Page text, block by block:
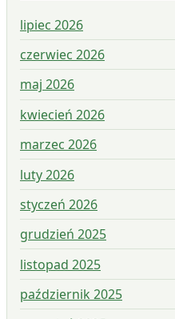
lipiec 2026
czerwiec 2026
maj 2026
kwiecień 2026
marzec 2026
luty 2026
styczeń 2026
grudzień 2025
listopad 2025
październik 2025